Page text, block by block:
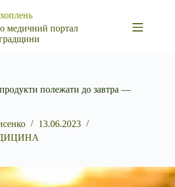
медичний портал
полежати до завтра —
13.06.2023